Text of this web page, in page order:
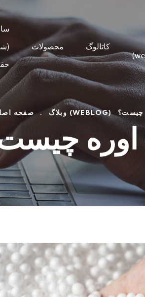
محصولات کاتالوگ
صفحه . وبلاگ (WEBLOG) چیست؟
اوره